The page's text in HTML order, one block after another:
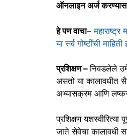
ऑनलाइन अर्ज
हे पण वाचा–
या सर्व गोष्टींची
प्रशिक्षण –निवडलेले
असतो या कालावधीत
अभ्यासक्रम आणि
प्रशिक्षण
जाते सेवेचा कालावधी